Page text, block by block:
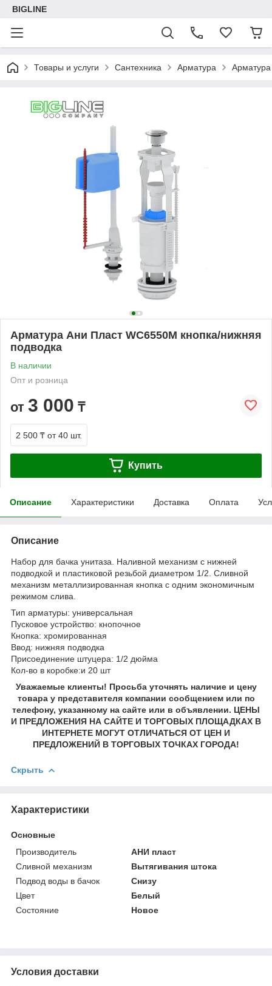
BIGLINE
Товары и услуги Сантехника Арматура
Арматура Ани Пласт WC6550М кнопка/нижняя
подводка
В наличии
Опт и розница
от 3 000 ₸
2 500 ₸ от 40 шт.
Купить
Описание Характеристики Доставка Оплата
Описание
Набор для бачка унитаза. Наливной механизм с нижней
подводкой и пластиковой резьбой диаметром 1/2. Сливной
механизм металлизированная кнопка с одним экономичным
режимом слива.
Тип арматуры: универсальная
Пусковое устройство: кнопочное
Кнопка: хромированная
Ввод: нижняя подводка
Присоединение штуцера: 1/2 дюйма
Кол-во в коробке:и 20 шт
Уважаемые клиенты! Просьба уточнять наличие и цену
товара у представителя компании сообщением или по
телефону, указанному на сайте или в объявлении. ЦЕНЫ
И ПРЕДЛОЖЕНИЯ НА САЙТЕ И ТОРГОВЫХ ПЛОЩАДКАХ В
ИНТЕРНЕТЕ МОГУТ ОТЛИЧАТЬСЯ ОТ ЦЕН И
ПРЕДЛОЖЕНИЙ В ТОРГОВЫХ ТОЧКАХ ГОРОДА!
Скрыть
Характеристики
Основные
Производитель
АНИ пласт
Сливной механизм
Вытягивания штока
Подвод воды в бачок
Снизу
Цвет
Белый
Состояние
Новое
Условия доставки